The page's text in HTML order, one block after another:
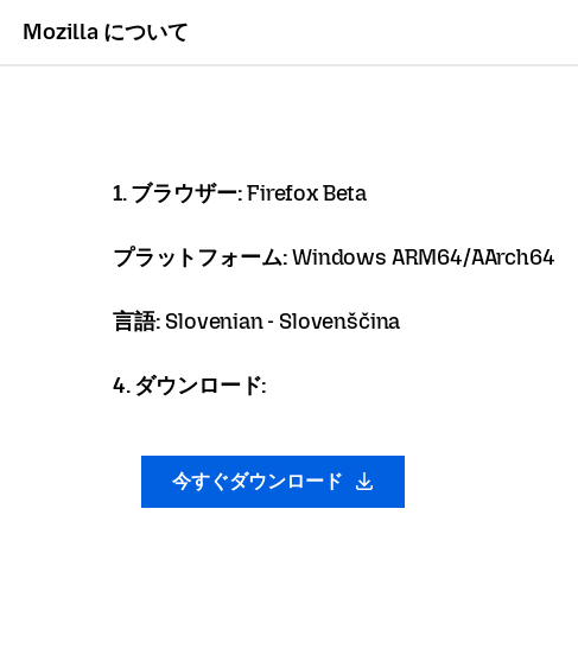
Mozilla について
1. ブラウザー:Firefox Beta
プラットフォーム:Windows ARM64/AArch64
言語: Slovenian - Slovenščina
4. ダウンロード:
今すぐダウンロード